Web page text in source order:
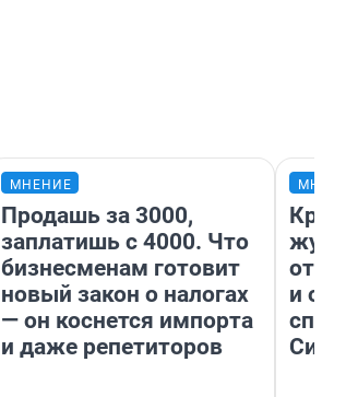
МНЕНИЕ
Продашь за 3000,
заплатишь с 4000. Что
бизнесменам готовит
новый закон о налогах
— он коснется импорта
и даже репетиторов
и